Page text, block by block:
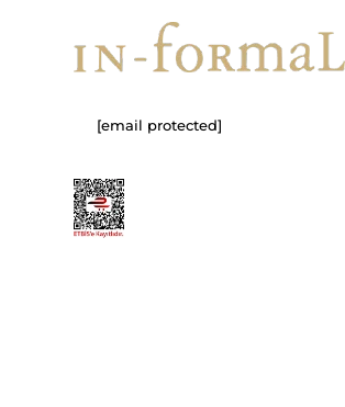
[email protected]